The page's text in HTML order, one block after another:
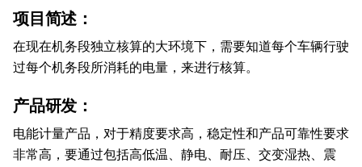
项目简述：
在现在机务段独立核算的大环境下，需要知道每个车辆行驶
过每个机务段所消耗的电量，来进行核算。
产品研发：
电能计量产品， 对于精度要求高，稳定性和产品可靠性要求
非常高 ，要通过包括高低温、静电、耐压、交变湿热、震